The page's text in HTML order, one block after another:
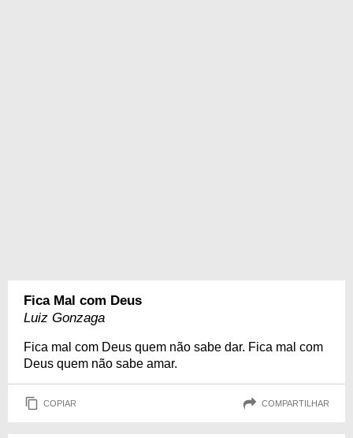
Fica Mal com Deus
Luiz Gonzaga
Fica mal com Deus quem não sabe dar. Fica mal com
Deus quem não sabe amar.
COPIAR COMPARTILHAR